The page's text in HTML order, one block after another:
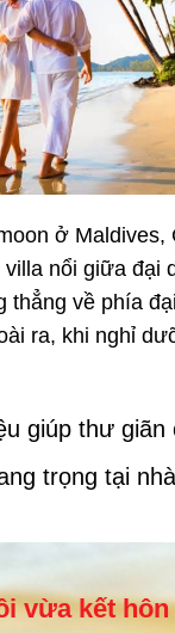
ở Maldives,
nổi giữa đại
về phía
ra, khi nghỉ
giúp thư giãn
trọng tại
vừa kết